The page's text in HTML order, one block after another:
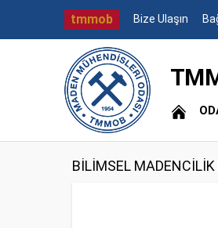
tmmob Bize Ulaşın
BİLİMSEL MADENCİLİK